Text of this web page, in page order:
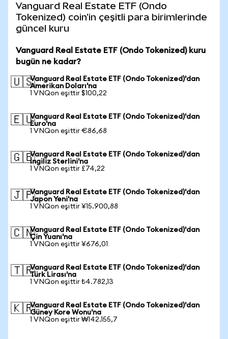
Vanguard Real Estate ETF (Ondo
Tokenized) coin'in çeşitli para birimlerinde
güncel kuru
Vanguard Real Estate ETF (Ondo Tokenized) kuru
bugün ne kadar?
🇺🇸Vanguard Real Estate ETF (Ondo Tokenized)'dan
Amerikan Doları'na
1 VNQon eşittir $100,22
🇪🇺Vanguard Real Estate ETF (Ondo Tokenized)'dan
Euro'na
1 VNQon eşittir €86,68
🇬🇧Vanguard Real Estate ETF (Ondo Tokenized)'dan
İngiliz Sterlini'na
1 VNQon eşittir £74,22
🇯🇵Vanguard Real Estate ETF (Ondo Tokenized)'dan
Japon Yeni'na
1 VNQon eşittir ¥15.900,88
🇨🇳Vanguard Real Estate ETF (Ondo Tokenized)'dan
Çin Yuanı'na
1 VNQon eşittir ¥676,01
🇹🇷Vanguard Real Estate ETF (Ondo Tokenized)'dan
Türk Lirası'na
1 VNQon eşittir ₺4.782,13
🇰🇷Vanguard Real Estate ETF (Ondo Tokenized)'dan
Güney Kore Wonu'na
1 VNQon eşittir ₩142.155,7